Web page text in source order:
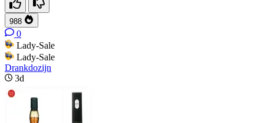
988
0
Lady-Sale
Lady-Sale
Drankdozijn
3d